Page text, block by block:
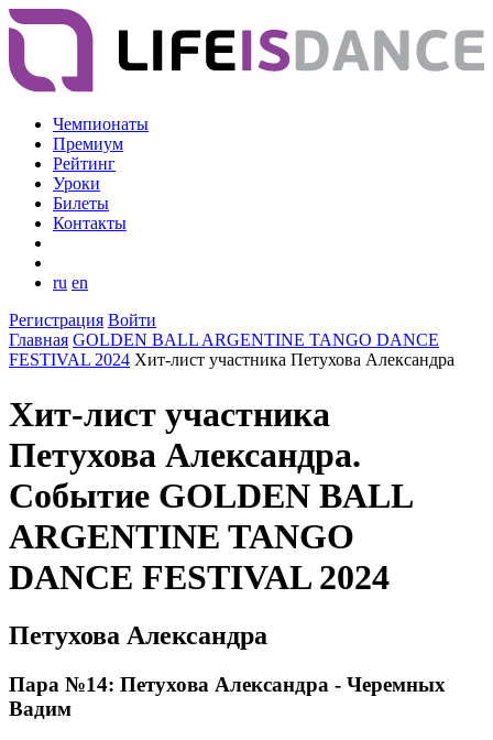
Чемпионаты
Премиум
Рейтинг
Уроки
Билеты
Контакты
ru en
Регистрация Войти
Главная GOLDEN BALL ARGENTINE TANGO DANCE
FESTIVAL 2024 Хит-лист участника Петухова Александра
Хит-лист участника
Петухова Александра.
Событие GOLDEN BALL
ARGENTINE TANGO
DANCE FESTIVAL 2024
Петухова Александра
Пара №14: Петухова Александра - Черемных
Вадим